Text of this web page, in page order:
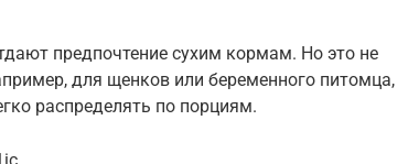
предпочтение сухим кормам. Но это не
для щенков или беременного питомца,
распределять по порциям.